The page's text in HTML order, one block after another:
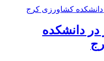
دانشکده